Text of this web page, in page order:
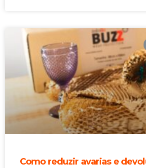
Como reduzir avarias e